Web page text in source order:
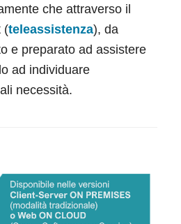
che attraverso il
(teleassistenza), da
e preparato ad assistere
ad individuare
necessità.